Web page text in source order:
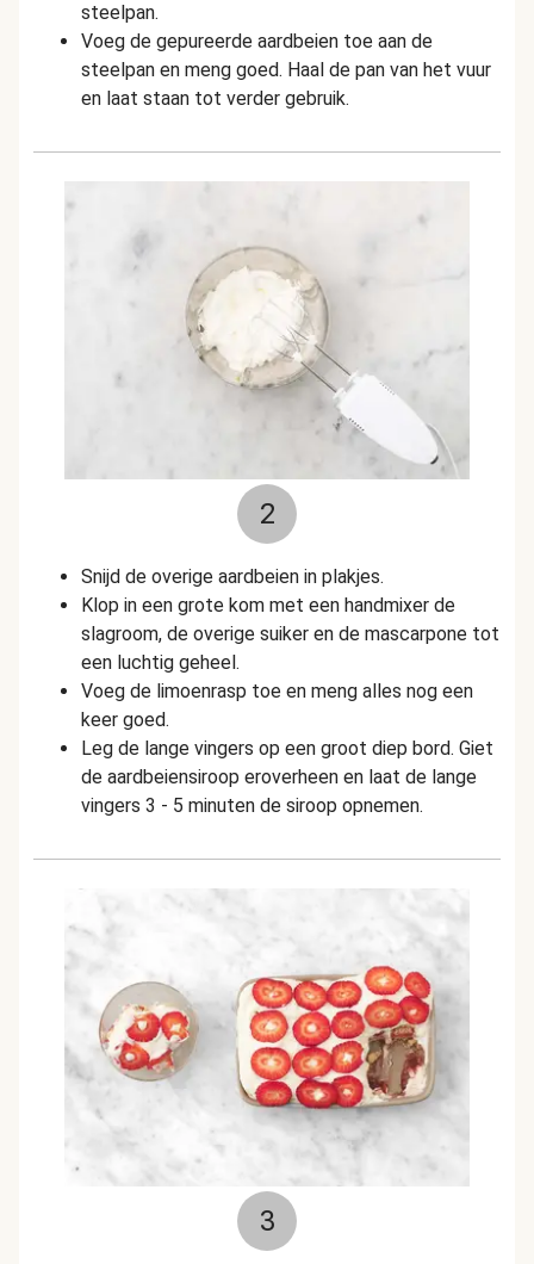
steelpan.
Voeg de gepureerde aardbeien toe aan de
steelpan en meng goed. Haal de pan van het vuur
en laat staan tot verder gebruik.
2
Snijd de overige aardbeien in plakjes.
Klop in een grote kom met een handmixer de
slagroom, de overige suiker en de mascarpone tot
een luchtig geheel.
Voeg de limoenrasp toe en meng alles nog een
keer goed.
Leg de lange vingers op een groot diep bord. Giet
de aardbeiensiroop eroverheen en laat de lange
vingers 3 - 5 minuten de siroop opnemen.
3